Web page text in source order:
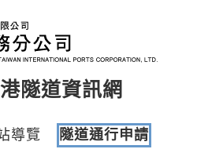
隧道資訊網
導覽 隧道通行申請